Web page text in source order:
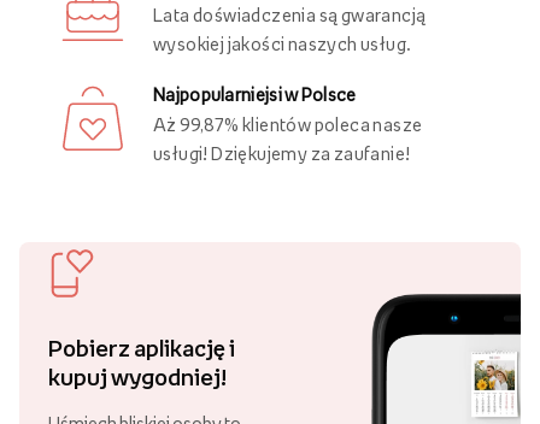
Ostatnio oglądane
Darmowa dostawa
Złóż zamówienie za minimum 89 zł
Lata doświadczenia są gwarancją
wysokiej jakości naszych usług.